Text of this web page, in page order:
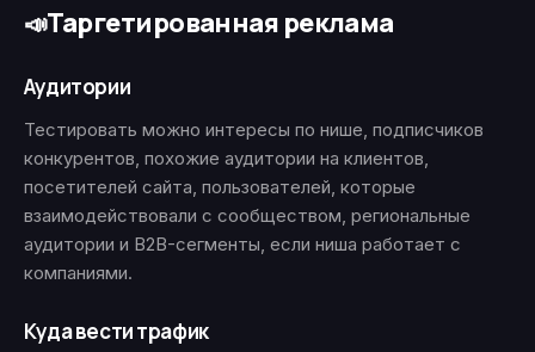
📣Таргетированная реклама
Аудитории
Тестировать можно интересы по нише, подписчиков
конкурентов, похожие аудитории на клиентов,
посетителей сайта, пользователей, которые
взаимодействовали с сообществом, региональные
аудитории и B2B-сегменты, если ниша работает с
компаниями.
Куда вести трафик